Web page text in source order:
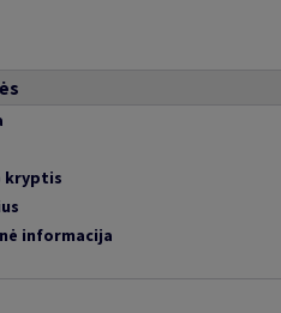
kryptis
informacija